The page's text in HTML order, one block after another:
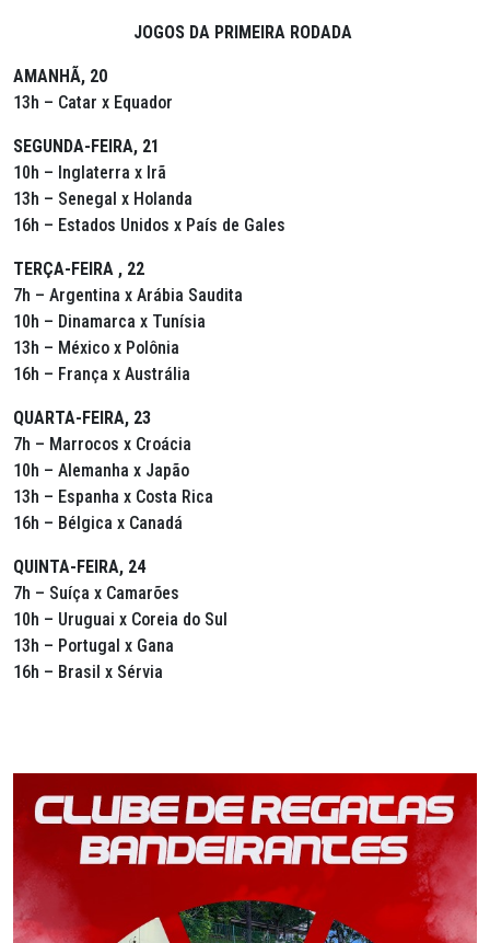
JOGOS DA PRIMEIRA RODADA
AMANHÃ, 20
13h – Catar x Equador
SEGUNDA-FEIRA, 21
10h – Inglaterra x Irã
13h – Senegal x Holanda
16h – Estados Unidos x País de Gales
TERÇA-FEIRA , 22
7h – Argentina x Arábia Saudita
10h – Dinamarca x Tunísia
13h – México x Polônia
16h – França x Austrália
QUARTA-FEIRA, 23
7h – Marrocos x Croácia
10h – Alemanha x Japão
13h – Espanha x Costa Rica
16h – Bélgica x Canadá
QUINTA-FEIRA, 24
7h – Suíça x Camarões
10h – Uruguai x Coreia do Sul
13h – Portugal x Gana
16h – Brasil x Sérvia